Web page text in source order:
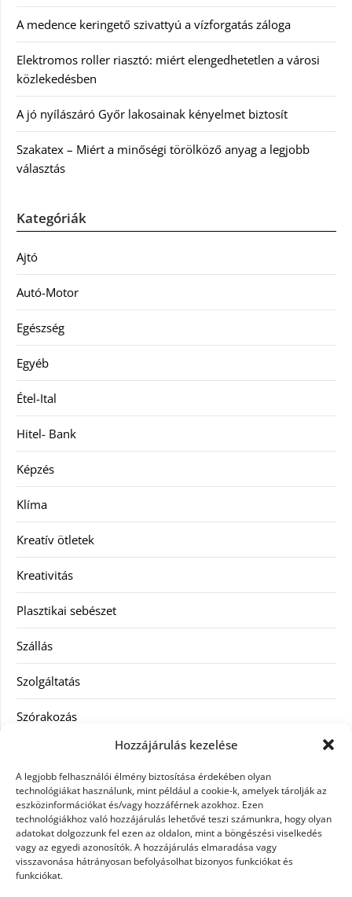
Hozzájárulás kezelése
A legjobb felhasználói élmény biztosítása érdekében olyan
technológiákat használunk, mint például a cookie-k, amelyek tárolják az
eszközinformációkat és/vagy hozzáférnek azokhoz. Ezen
technológiákhoz való hozzájárulás lehetővé teszi számunkra, hogy olyan
adatokat dolgozzunk fel ezen az oldalon, mint a böngészési viselkedés
vagy az egyedi azonosítók. A hozzájárulás elmaradása vagy
visszavonása hátrányosan befolyásolhat bizonyos funkciókat és
funkciókat.
A medence keringető szivattyú a vízforgatás záloga
Elektromos roller riasztó: miért elengedhetetlen a városi
közlekedésben
A jó nyílászáró Győr lakosainak kényelmet biztosít
Szakatex – Miért a minőségi törölköző anyag a legjobb
választás
Kategóriák
Ajtó
Autó-Motor
Egészség
Egyéb
Étel-Ital
Hitel- Bank
Képzés
Klíma
Kreatív ötletek
Kreativitás
Plasztikai sebészet
Szállás
Szolgáltatás
Szórakozás
Vásárlás
Víztisztítás
Webáruház